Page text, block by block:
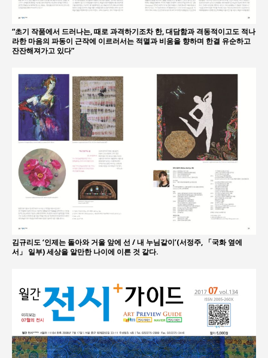
“초기 작품에서 드러나는, 때로 과격하기조차 한, 대담함과 격동적이고도 적나
라한 마음의 파동이 근작에 이르러서는 적멸과 비움을 향하며 한결 유순하고
잔잔해져가고 있다”
김규리도 ‘인제는 돌아와 거울 앞에 선 / 내 누님같이’(서정주, 「국화 옆에
서」 일부) 세상을 알만한 나이에 이른 것 같다.